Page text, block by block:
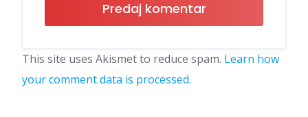
This site uses Akismet to reduce spam. Learn how
your comment data is processed.